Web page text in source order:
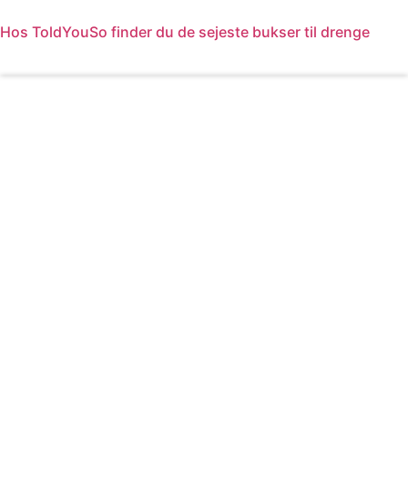
Hos ToldYouSo finder du de sejeste bukser til drenge